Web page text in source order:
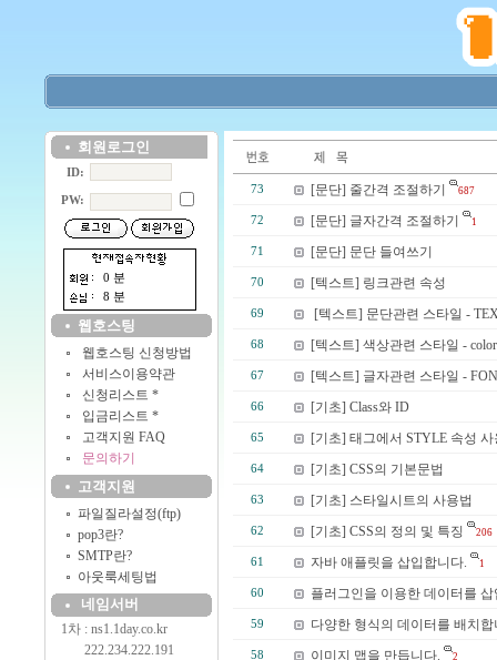
회원로그인
ID:
PW:
0 분
8 분
웹호스팅
웹호스팅 신청방법
서비스이용약관
신청리스트 *
입금리스트 *
고객지원 FAQ
문의하기
고객지원
파일질라설정(ftp)
pop3란?
SMTP란?
아웃룩세팅법
네임서버
1차 : ns1.1day.co.kr
222.234.222.191
73 [문단] 줄간격 조절하기 687
72 [문단] 글자간격 조절하기 1
71 [문단] 문단 들여쓰기
70 [텍스트] 링크관련 속성
69 [텍스트] 문단관련 스타일 -
68 [텍스트] 색상관련 스타일 - color
67 [텍스트] 글자관련 스타일 -
66 [기초] Class와 ID
65 [기초] 태그에서 STYLE 속성 사
64 [기초] CSS의 기본문법
63 [기초] 스타일시트의 사용법
62 [기초] CSS의 정의 및 특징 206
61 자바 애플릿을 삽입합니다. 1
60 플러그인을 이용한 데이터를 삽
59 다양한 형식의 데이터를 배치합
58 이미지 맵을 만듭니다. 2